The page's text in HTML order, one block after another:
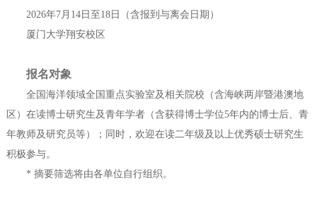
2026年7月14日至18日（含报到与离会日期）
厦门大学翔安校区
报名对象
全国海洋领域全国重点实验室及相关院校（含海峡两岸暨港澳地
区）在读博士研究生及青年学者（含获得博士学位5年内的博士后、青
年教师及研究员等）；同时，欢迎在读二年级及以上优秀硕士研究生
积极参与。
* 摘要筛选将由各单位自行组织。